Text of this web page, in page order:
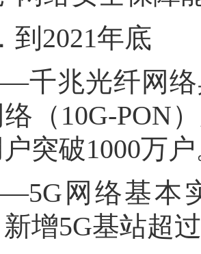
到2021年底
兆光纤网络
（10G-PON
突破1000万
网络基本
增5G基站超